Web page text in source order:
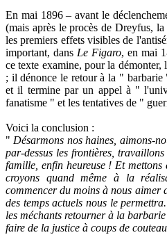
En mai 1896 – avant le
(mais après le procès de Dreyfus,
les premiers effets visibles de
important, dansLe Figaro, en mai
ce texte examine, pour la démonter,
; il dénonce le retour à la "
et il termine par un appel à "
fanatisme " et les tentatives de "
Voici la conclusion :
"Désarmons nos haines, aimons-
par-dessus les frontières,
famille, enfin heureuse ! Et
croyons quand même à la
commencer du moins à nous aimer
des temps actuels nous le
les méchants retourner à la
faire de la justice à coups de couteau